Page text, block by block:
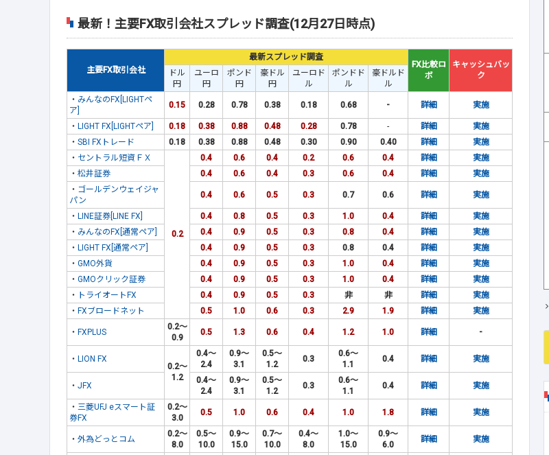
最新！主要FX取引会社スプレッド調査(12月27日時点)
主要FX取引会社
最新スプレッド調査
FX比較ロ
ボ
キャッシュバッ
ク
ドル
円
ユーロ
円
ポンド
円
豪ドル
円
ユーロド
ル
ポンドド
ル
豪ドルド
ル
・ みんなのFX[LIGHTペ
ア]
0.15 0.28 0.78 0.38 0.18 0.68 - 詳細 実施
・ LIGHT FX[LIGHTペア] 0.18 0.38 0.88 0.48 0.28 0.78 - 詳細
実施
・ SBI FXトレード 0.18 0.38 0.88 0.48 0.30 0.90 0.40 詳細
実施
・ セントラル短資ＦＸ
0.2
0.4 0.6 0.4 0.2 0.6 0.4 詳細
実施
・ 松井証券 0.4 0.6 0.4 0.3 0.6 0.4 詳細
実施
・ ゴールデンウェイジャ
パン
0.4 0.6 0.5 0.3 0.7 0.6 詳細 実施
・ LINE証券[LINE FX] 0.4 0.8 0.5 0.3 1.0 0.4 詳細
実施
・ みんなのFX[通常ペア] 0.4 0.9 0.5 0.3 0.8 0.4 詳細
実施
・ LIGHT FX[通常ペア] 0.4 0.9 0.5 0.3 0.8 0.4 詳細
実施
・ GMO外貨 0.4 0.9 0.5 0.3 1.0 0.4 詳細
実施
・ GMOクリック証券 0.4 0.9 0.5 0.3 1.0 0.4 詳細
実施
・
トライオートFX 0.4 0.9 0.5 0.3 非 非 詳細
実施
・ FXブロードネット 0.5 1.0 0.6 0.3 2.9 1.9 詳細 実施
・ FXPLUS
0.2～
0.9
0.5 1.3 0.6 0.4 1.2 1.0 詳細 -
・ LION FX
0.2～
1.2
0.4～
2.4
0.9～
3.1
0.5～
1.2
0.3
0.6～
1.1
0.4 詳細 実施
・ JFX
0.4～
2.4
0.9～
3.1
0.5～
1.2
0.3
0.6～
1.1
0.4 詳細 実施
・ 三菱UFJ eスマート証
券FX
0.2～
3.0
0.5 1.0 0.6 0.4 1.0 1.8 詳細 実施
・ 外為どっとコム
0.2～
8.0
0.5～
10.0
0.9～
15.0
0.7～
10.0
0.4～
8.0
1.0～
15.0
0.9～
6.0
詳細 実施